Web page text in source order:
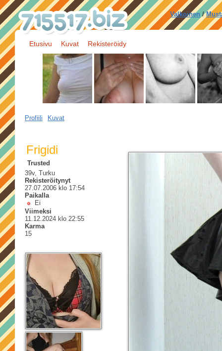
Valkoinen /
Etusivu Kuvat Rekisteröidy
Profiili Kuvat
Frigidi
Trusted
39v, Turku
Rekisteröitynyt
27.07.2006 klo 17:54
Paikalla
Ei
Viimeksi
11.12.2024 klo 22:55
Karma
15